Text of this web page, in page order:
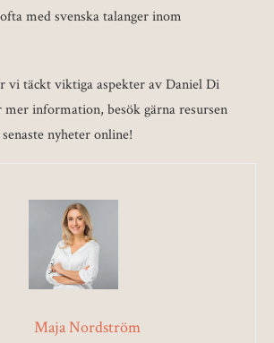
med svenska talanger inom
vi täckt viktiga aspekter av Daniel Di
information, besök gärna resursen
nyheter online!
Maja Nordström